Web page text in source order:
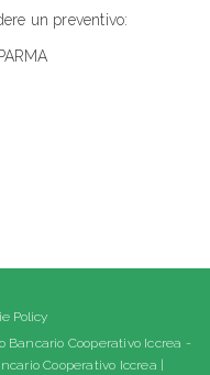
un preventivo:
Policy
Bancario Cooperativo Iccrea -
Cooperativo Iccrea |